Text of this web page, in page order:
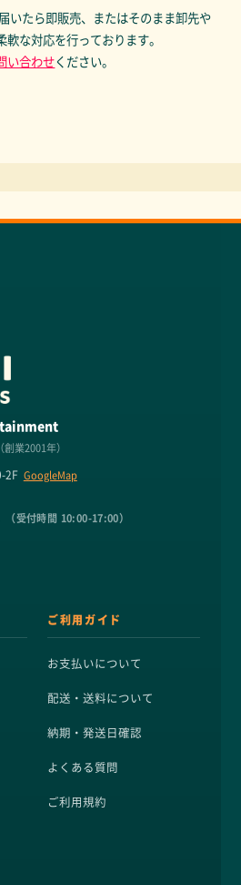
いたら即販売、またはそのまま卸先や
な対応を行っております。
い合わせください。
業2001年）
2F GoogleMap
（受付時間 10:00-17:00）
ご利用ガイド
お支払いについて
配送・送料について
納期・発送日確認
よくある質問
ご利用規約